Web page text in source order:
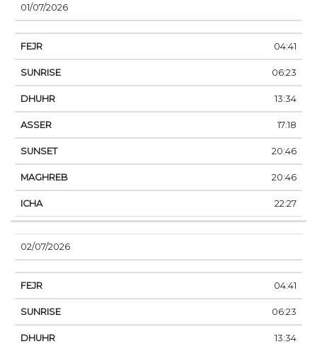
DATE
01/07/2026
04:41
06:23
13:34
17:18
20:46
20:46
22:27
02/07/2026
04:41
06:23
13:34